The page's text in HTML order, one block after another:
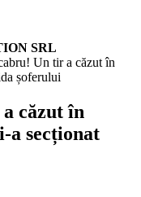
SRL
Un tir a căzut în
șoferului
căzut în
a secționat